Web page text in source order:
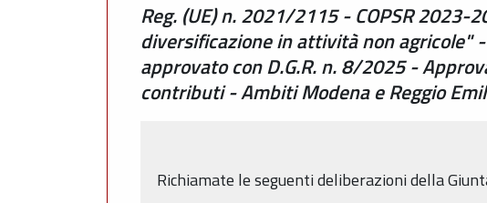
Reg. (UE) n. 2021/2115 - COPSR
diversificazione in attività non agricole"
approvato con D.G.R. n. 8/2025 -
contributi - Ambiti Modena e Reggio
Richiamate le seguenti deliberazioni della